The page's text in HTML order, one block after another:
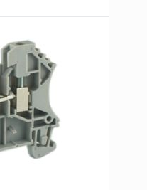
В корзину
Сравнение
Под заказ